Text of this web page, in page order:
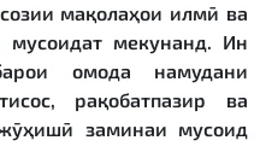
мақолаҳои илмӣ ва
мусоидат мекунанд. Ин
омода намудани
рақобатпазир ва
заминаи мусоид